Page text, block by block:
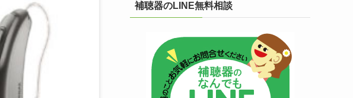
補聴器のLINE無料相談